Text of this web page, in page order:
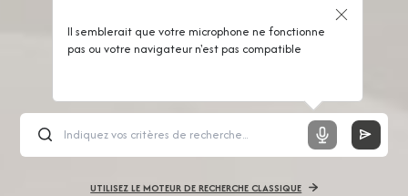
Il semblerait que votre microphone ne fonctionne
pas ou votre navigateur n'est pas compatible
UTILISEZ LE MOTEUR DE RECHERCHE CLASSIQUE